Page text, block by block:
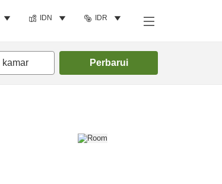
IDN IDR
kamar Perbarui
Cari kamar